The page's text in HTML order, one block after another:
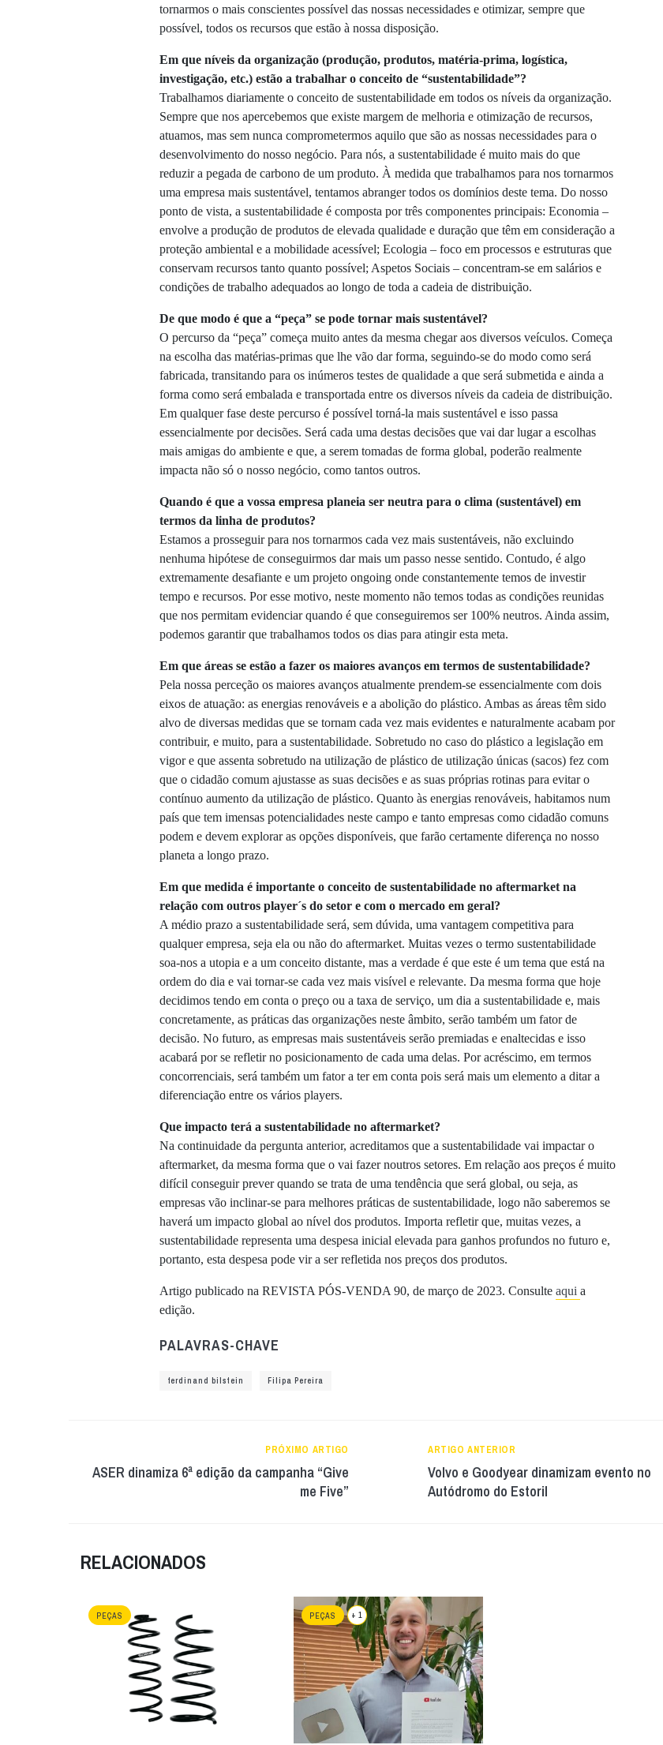
tornarmos o mais conscientes possível das nossas necessidades e otimizar, sempre que
possível, todos os recursos que estão à nossa disposição.
Em que níveis da organização (produção, produtos, matéria-prima, logística,
investigação, etc.) estão a trabalhar o conceito de “sustentabilidade”?
Trabalhamos diariamente o conceito de sustentabilidade em todos os níveis da organização.
Sempre que nos apercebemos que existe margem de melhoria e otimização de recursos,
atuamos, mas sem nunca comprometermos aquilo que são as nossas necessidades para o
desenvolvimento do nosso negócio. Para nós, a sustentabilidade é muito mais do que
reduzir a pegada de carbono de um produto. À medida que trabalhamos para nos tornarmos
uma empresa mais sustentável, tentamos abranger todos os domínios deste tema. Do nosso
ponto de vista, a sustentabilidade é composta por três componentes principais: Economia –
envolve a produção de produtos de elevada qualidade e duração que têm em consideração a
proteção ambiental e a mobilidade acessível; Ecologia – foco em processos e estruturas que
conservam recursos tanto quanto possível; Aspetos Sociais – concentram-se em salários e
condições de trabalho adequados ao longo de toda a cadeia de distribuição.
De que modo é que a “peça” se pode tornar mais sustentável?
O percurso da “peça” começa muito antes da mesma chegar aos diversos veículos. Começa
na escolha das matérias-primas que lhe vão dar forma, seguindo-se do modo como será
fabricada, transitando para os inúmeros testes de qualidade a que será submetida e ainda a
forma como será embalada e transportada entre os diversos níveis da cadeia de distribuição.
Em qualquer fase deste percurso é possível torná-la mais sustentável e isso passa
essencialmente por decisões. Será cada uma destas decisões que vai dar lugar a escolhas
mais amigas do ambiente e que, a serem tomadas de forma global, poderão realmente
impacta não só o nosso negócio, como tantos outros.
Quando é que a vossa empresa planeia ser neutra para o clima (sustentável) em
termos da linha de produtos?
Estamos a prosseguir para nos tornarmos cada vez mais sustentáveis, não excluindo
nenhuma hipótese de conseguirmos dar mais um passo nesse sentido. Contudo, é algo
extremamente desafiante e um projeto ongoing onde constantemente temos de investir
tempo e recursos. Por esse motivo, neste momento não temos todas as condições reunidas
que nos permitam evidenciar quando é que conseguiremos ser 100% neutros. Ainda assim,
podemos garantir que trabalhamos todos os dias para atingir esta meta.
Em que áreas se estão a fazer os maiores avanços em termos de sustentabilidade?
Pela nossa perceção os maiores avanços atualmente prendem-se essencialmente com dois
eixos de atuação: as energias renováveis e a abolição do plástico. Ambas as áreas têm sido
alvo de diversas medidas que se tornam cada vez mais evidentes e naturalmente acabam por
contribuir, e muito, para a sustentabilidade. Sobretudo no caso do plástico a legislação em
vigor e que assenta sobretudo na utilização de plástico de utilização únicas (sacos) fez com
que o cidadão comum ajustasse as suas decisões e as suas próprias rotinas para evitar o
contínuo aumento da utilização de plástico. Quanto às energias renováveis, habitamos num
país que tem imensas potencialidades neste campo e tanto empresas como cidadão comuns
podem e devem explorar as opções disponíveis, que farão certamente diferença no nosso
planeta a longo prazo.
Em que medida é importante o conceito de sustentabilidade no aftermarket na
relação com outros player´s do setor e com o mercado em geral?
A médio prazo a sustentabilidade será, sem dúvida, uma vantagem competitiva para
qualquer empresa, seja ela ou não do aftermarket. Muitas vezes o termo sustentabilidade
soa-nos a utopia e a um conceito distante, mas a verdade é que este é um tema que está na
ordem do dia e vai tornar-se cada vez mais visível e relevante. Da mesma forma que hoje
decidimos tendo em conta o preço ou a taxa de serviço, um dia a sustentabilidade e, mais
concretamente, as práticas das organizações neste âmbito, serão também um fator de
decisão. No futuro, as empresas mais sustentáveis serão premiadas e enaltecidas e isso
acabará por se refletir no posicionamento de cada uma delas. Por acréscimo, em termos
concorrenciais, será também um fator a ter em conta pois será mais um elemento a ditar a
diferenciação entre os vários players.
Que impacto terá a sustentabilidade no aftermarket?
Na continuidade da pergunta anterior, acreditamos que a sustentabilidade vai impactar o
aftermarket, da mesma forma que o vai fazer noutros setores. Em relação aos preços é muito
difícil conseguir prever quando se trata de uma tendência que será global, ou seja, as
empresas vão inclinar-se para melhores práticas de sustentabilidade, logo não saberemos se
haverá um impacto global ao nível dos produtos. Importa refletir que, muitas vezes, a
sustentabilidade representa uma despesa inicial elevada para ganhos profundos no futuro e,
portanto, esta despesa pode vir a ser refletida nos preços dos produtos.
Artigo publicado na REVISTA PÓS-VENDA 90, de março de 2023. Consulte aqui a
edição.
PALAVRAS-CHAVE
ferdinand bilstein Filipa Pereira
PRÓXIMO ARTIGO
ASER dinamiza 6ª edição da campanha “Give
me Five”
ARTIGO ANTERIOR
Volvo e Goodyear dinamizam evento no
Autódromo do Estoril
RELACIONADOS
PEÇAS PEÇAS + 1